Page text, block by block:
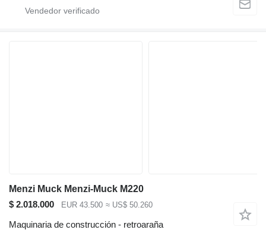
Menzi Muck Menzi-Muck M220
$ 2.018.000
EUR 43.500 ≈ US$ 50.260
Maquinaria de construcción - retroaraña